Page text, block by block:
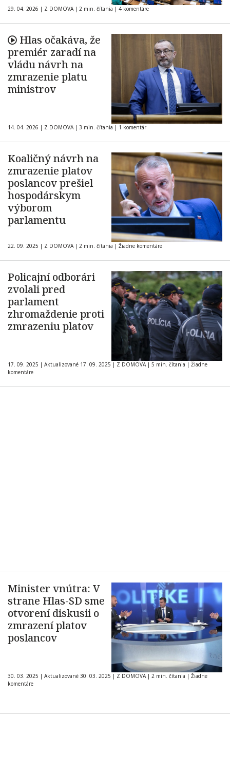
29. 04. 2026 | Z DOMOVA | 2 min. čítania | 4 komentáre
Hlas očakáva, že
premiér zaradí na
vládu návrh na
zmrazenie platu
ministrov
14. 04. 2026 | Z DOMOVA | 3 min. čítania | 1 komentár
Koaličný návrh na
zmrazenie platov
poslancov prešiel
hospodárskym
výborom
parlamentu
22. 09. 2025 | Z DOMOVA | 2 min. čítania | Žiadne komentáre
Policajní odborári
zvolali pred
parlament
zhromaždenie proti
zmrazeniu platov
17. 09. 2025 | Aktualizované 17. 09. 2025 | Z DOMOVA | 5 min. čítania | Žiadne
komentáre
Minister vnútra: V
strane Hlas-SD sme
otvorení diskusii o
zmrazení platov
poslancov
30. 03. 2025 | Aktualizované 30. 03. 2025 | Z DOMOVA | 2 min. čítania | Žiadne
komentáre